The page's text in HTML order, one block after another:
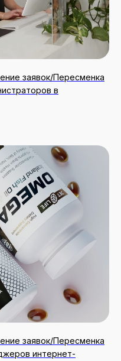
заявок/Пересменка
в
заявок/Пересменка
интернет-